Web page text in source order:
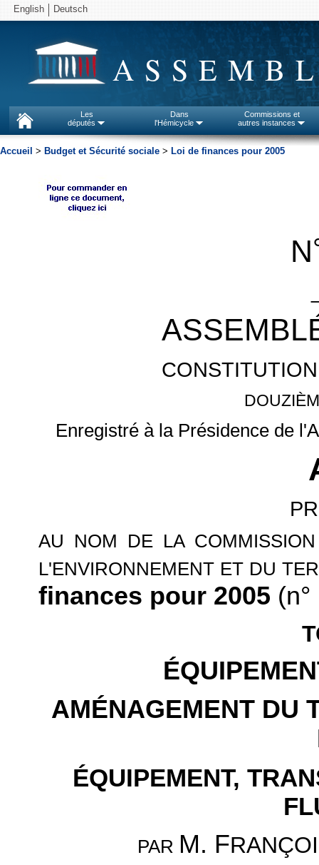
English Deutsch
Les
députés
Dans
l'Hémicycle
Commissions et
autres instances
Accueil > Budget et Sécurité sociale > Loi de finances pour 2005
N
Enregistré à la Présidence de
AU NOM DE LA
L'ENVIRONNEMENT ET DU
finances pour 2005
AMÉNAGEMENT DU
ÉQUIPEMENT,
PAR M. F